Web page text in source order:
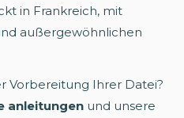
in Frankreich, mit
außergewöhnlichen
Vorbereitung Ihrer Datei?
anleitungen und unsere